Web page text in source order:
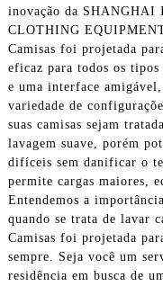
inovação da
CLOTHING
Camisas foi projetada
eficaz para todos os tipos
e uma interface
variedade de
suas camisas sejam
lavagem suave, porém
difíceis sem danificar o
permite cargas maiores,
Entendemos a
quando se trata de lavar
Camisas foi projetada
sempre. Seja você um
residência em busca de